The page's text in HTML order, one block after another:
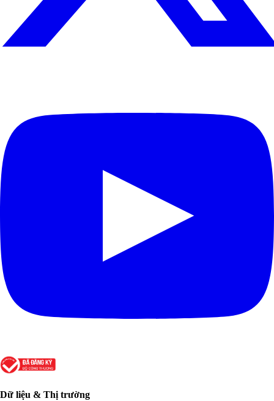
Dữ liệu & Thị trường